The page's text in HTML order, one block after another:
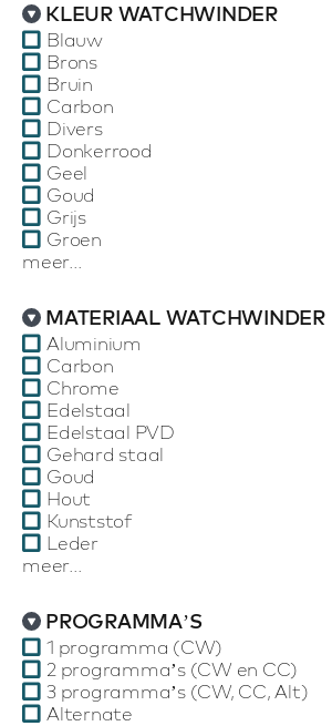
KLEUR WATCHWINDER
Blauw
Brons
Bruin
Carbon
Divers
Donkerrood
Geel
Goud
Grijs
Groen
meer...
MATERIAAL WATCHWINDER
Aluminium
Carbon
Chrome
Edelstaal
Edelstaal PVD
Gehard staal
Goud
Hout
Kunststof
Leder
meer...
PROGRAMMA’S
1 programma (CW)
2 programma’s (CW en CC)
3 programma’s (CW, CC, Alt)
Alternate